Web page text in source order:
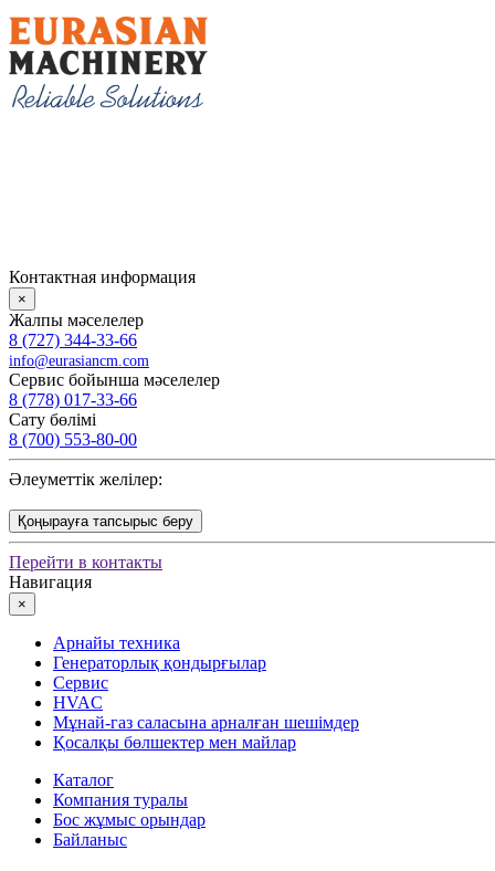
Контактная информация
×
Жалпы мәселелер
8 (727) 344-33-66
info@eurasiancm.com
Сервис бойынша мәселелер
8 (778) 017-33-66
Сату бөлімі
8 (700) 553-80-00
Әлеуметтік желілер:
Қоңырауға тапсырыс беру
Перейти в контакты
Навигация
×
Арнайы техника
Генераторлық қондырғылар
Сервис
HVAC
Мұнай-газ саласына арналған шешімдер
Қосалқы бөлшектер мен майлар
Каталог
Компания туралы
Бос жұмыс орындар
Байланыс